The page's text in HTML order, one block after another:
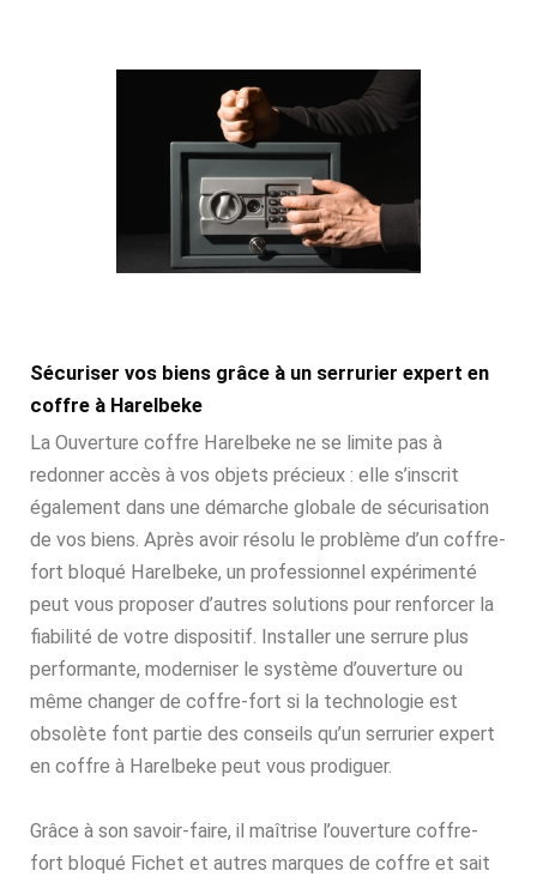
Sécuriser vos biens grâce à un serrurier expert en
coffre à Harelbeke
La Ouverture coffre Harelbeke ne se limite pas à
redonner accès à vos objets précieux : elle s’inscrit
également dans une démarche globale de sécurisation
de vos biens. Après avoir résolu le problème d’un coffre-
fort bloqué Harelbeke, un professionnel expérimenté
peut vous proposer d’autres solutions pour renforcer la
fiabilité de votre dispositif. Installer une serrure plus
performante, moderniser le système d’ouverture ou
même changer de coffre-fort si la technologie est
obsolète font partie des conseils qu’un serrurier expert
en coffre à Harelbeke peut vous prodiguer.
Grâce à son savoir-faire, il maîtrise l’ouverture coffre-
fort bloqué Fichet et autres marques de coffre et sait